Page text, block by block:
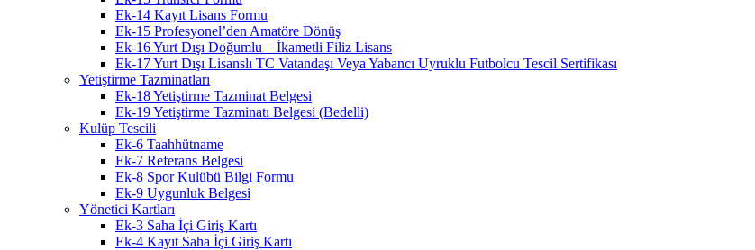
Ek-14 Kayıt Lisans Formu
Ek-15 Profesyonel’den Amatöre Dönüş
Ek-16 Yurt Dışı Doğumlu – İkametli Filiz Lisans
Ek-17 Yurt Dışı Lisanslı TC Vatandaşı Veya Yabancı Uyruklu Futbolcu Tescil Sertifikası
Yetiştirme Tazminatları
Ek-18 Yetiştirme Tazminat Belgesi
Ek-19 Yetiştirme Tazminatı Belgesi (Bedelli)
Kulüp Tescili
Ek-6 Taahhütname
Ek-7 Referans Belgesi
Ek-8 Spor Kulübü Bilgi Formu
Ek-9 Uygunluk Belgesi
Yönetici Kartları
Ek-3 Saha İçi Giriş Kartı
Ek-4 Kayıt Saha İçi Giriş Kartı